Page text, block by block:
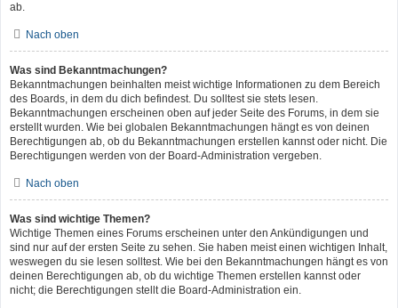
ab.
Nach oben
Was sind Bekanntmachungen?
Bekanntmachungen beinhalten meist wichtige Informationen zu dem Bereich
des Boards, in dem du dich befindest. Du solltest sie stets lesen.
Bekanntmachungen erscheinen oben auf jeder Seite des Forums, in dem sie
erstellt wurden. Wie bei globalen Bekanntmachungen hängt es von deinen
Berechtigungen ab, ob du Bekanntmachungen erstellen kannst oder nicht. Die
Berechtigungen werden von der Board-Administration vergeben.
Nach oben
Was sind wichtige Themen?
Wichtige Themen eines Forums erscheinen unter den Ankündigungen und
sind nur auf der ersten Seite zu sehen. Sie haben meist einen wichtigen Inhalt,
weswegen du sie lesen solltest. Wie bei den Bekanntmachungen hängt es von
deinen Berechtigungen ab, ob du wichtige Themen erstellen kannst oder
nicht; die Berechtigungen stellt die Board-Administration ein.